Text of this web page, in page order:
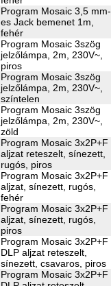
Program Mosaic 3,5 mm-
es Jack bemenet 1m,
fehér
Program Mosaic 3szög
jelzőlámpa, 2m, 230V~,
piros
Program Mosaic 3szög
jelzőlámpa, 2m, 230V~,
színtelen
Program Mosaic 3szög
jelzőlámpa, 2m, 230V~,
zöld
Program Mosaic 3x2P+F
aljzat reteszelt, sínezett,
rugós, piros
Program Mosaic 3x2P+F
aljzat, sínezett, rugós,
fehér
Program Mosaic 3x2P+F
aljzat, sínezett, rugós,
piros
Program Mosaic 3x2P+F
DLP aljzat reteszelt,
sínezett, csavaros, piros
Program Mosaic 3x2P+F